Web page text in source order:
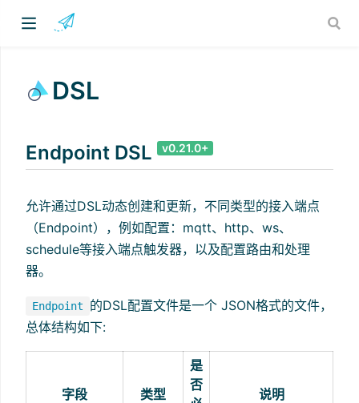
DSL
Endpoint DSL v0.21.0+
允许通过DSL动态创建和更新，不同类型的接入端点
（Endpoint），例如配置：mqtt、http、ws、
schedule等接入端点触发器，以及配置路由和处理
器。
Endpoint
的DSL配置文件是一个 JSON格式的文件，
总体结构如下:
字段 类型
是
否
说明